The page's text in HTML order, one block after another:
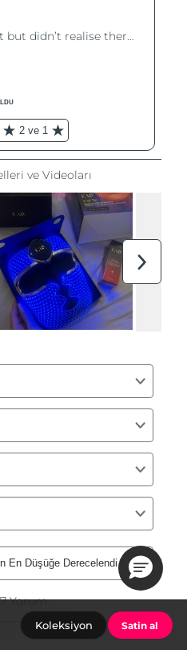
Koleksiyon Satin al